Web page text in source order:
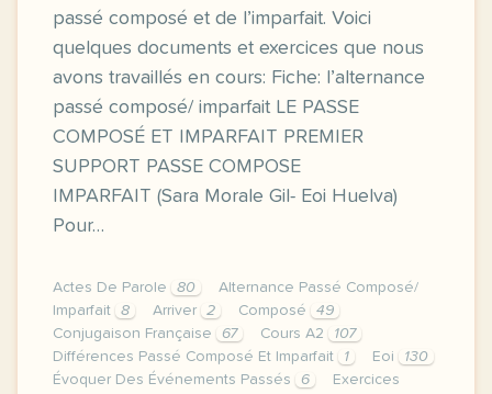
passé composé et de l’imparfait. Voici
quelques documents et exercices que nous
avons travaillés en cours: Fiche: l’alternance
passé composé/ imparfait LE PASSE
COMPOSÉ ET IMPARFAIT PREMIER
SUPPORT PASSE COMPOSE
IMPARFAIT (Sara Morale Gil- Eoi Huelva)
Pour…
Actes De Parole 80
Alternance Passé Composé/
Imparfait
8 Arriver 2 Composé
49
Conjugaison Française
67 Cours A2
107
Différences Passé Composé Et Imparfait
1 Eoi
130
Évoquer Des Événements Passés
6
Exercices